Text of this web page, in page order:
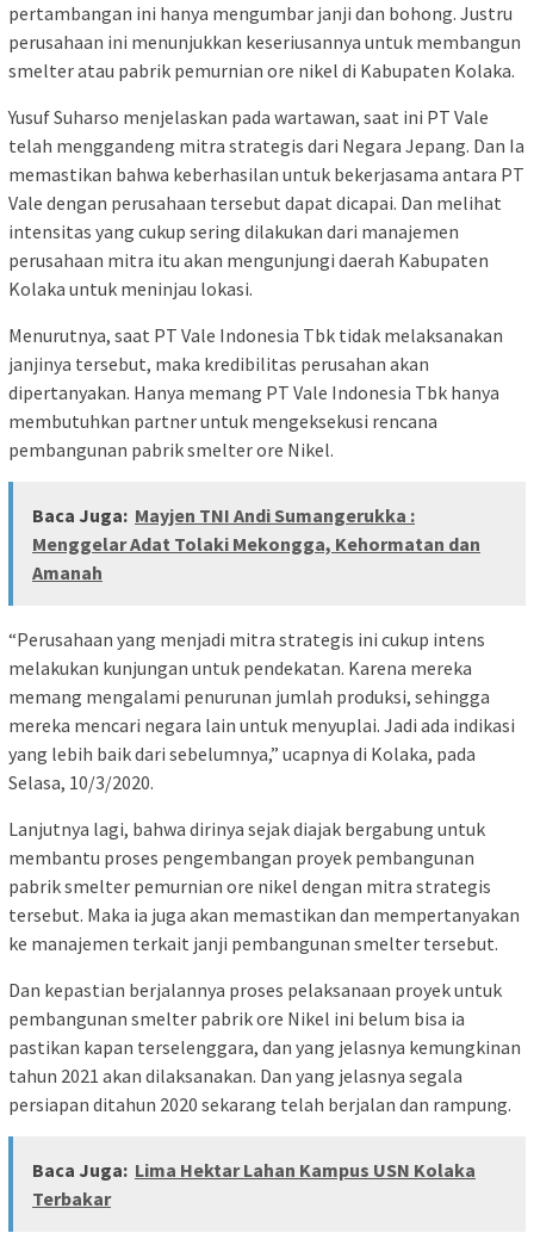
pertambangan ini hanya mengumbar janji dan bohong. Justru
perusahaan ini menunjukkan keseriusannya untuk membangun
smelter atau pabrik pemurnian ore nikel di Kabupaten Kolaka.
Yusuf Suharso menjelaskan pada wartawan, saat ini PT Vale
telah menggandeng mitra strategis dari Negara Jepang. Dan Ia
memastikan bahwa keberhasilan untuk bekerjasama antara PT
Vale dengan perusahaan tersebut dapat dicapai. Dan melihat
intensitas yang cukup sering dilakukan dari manajemen
perusahaan mitra itu akan mengunjungi daerah Kabupaten
Kolaka untuk meninjau lokasi.
Menurutnya, saat PT Vale Indonesia Tbk tidak melaksanakan
janjinya tersebut, maka kredibilitas perusahan akan
dipertanyakan. Hanya memang PT Vale Indonesia Tbk hanya
membutuhkan partner untuk mengeksekusi rencana
pembangunan pabrik smelter ore Nikel.
Baca Juga: Mayjen TNI Andi Sumangerukka :
Menggelar Adat Tolaki Mekongga, Kehormatan dan
Amanah
“Perusahaan yang menjadi mitra strategis ini cukup intens
melakukan kunjungan untuk pendekatan. Karena mereka
memang mengalami penurunan jumlah produksi, sehingga
mereka mencari negara lain untuk menyuplai. Jadi ada indikasi
yang lebih baik dari sebelumnya,” ucapnya di Kolaka, pada
Selasa, 10/3/2020.
Lanjutnya lagi, bahwa dirinya sejak diajak bergabung untuk
membantu proses pengembangan proyek pembangunan
pabrik smelter pemurnian ore nikel dengan mitra strategis
tersebut. Maka ia juga akan memastikan dan mempertanyakan
ke manajemen terkait janji pembangunan smelter tersebut.
Dan kepastian berjalannya proses pelaksanaan proyek untuk
pembangunan smelter pabrik ore Nikel ini belum bisa ia
pastikan kapan terselenggara, dan yang jelasnya kemungkinan
tahun 2021 akan dilaksanakan. Dan yang jelasnya segala
persiapan ditahun 2020 sekarang telah berjalan dan rampung.
Baca Juga: Lima Hektar Lahan Kampus USN Kolaka
Terbakar